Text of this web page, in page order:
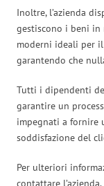
Inoltre, l’azienda
gestiscono i beni in
moderni ideali per
garantendo che
Tutti i dipendenti
garantire un
impegnati a fornire
soddisfazione del
Per ulteriori
contattare